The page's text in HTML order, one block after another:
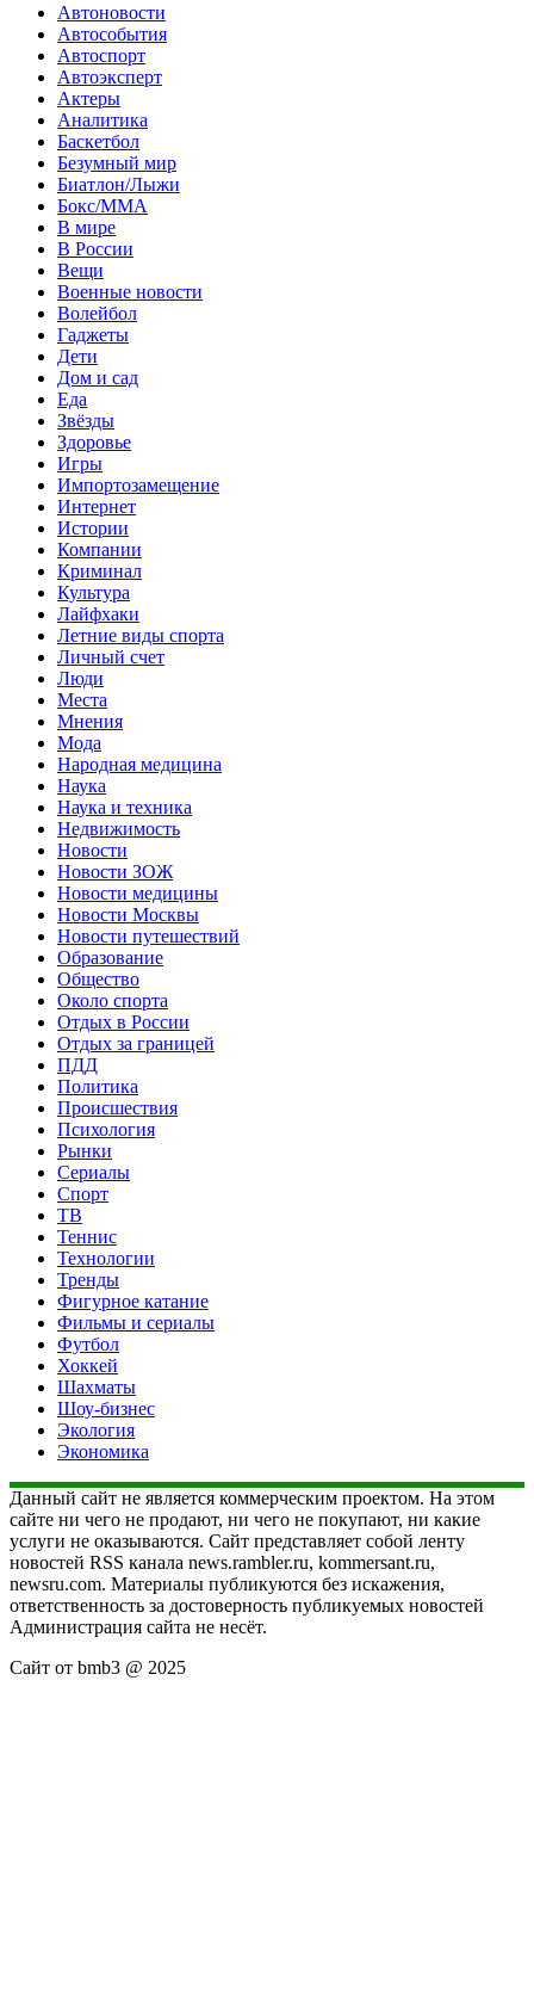
Автоновости
Автособытия
Автоспорт
Автоэксперт
Актеры
Аналитика
Баскетбол
Безумный мир
Биатлон/Лыжи
Бокс/MMA
В мире
В России
Вещи
Военные новости
Волейбол
Гаджеты
Дети
Дом и сад
Еда
Звёзды
Здоровье
Игры
Импортозамещение
Интернет
Истории
Компании
Криминал
Культура
Лайфхаки
Летние виды спорта
Личный счет
Люди
Места
Мнения
Мода
Народная медицина
Наука
Наука и техника
Недвижимость
Новости
Новости ЗОЖ
Новости медицины
Новости Москвы
Новости путешествий
Образование
Общество
Около спорта
Отдых в России
Отдых за границей
ПДД
Политика
Происшествия
Психология
Рынки
Сериалы
Спорт
ТВ
Теннис
Технологии
Тренды
Фигурное катание
Фильмы и сериалы
Футбол
Хоккей
Шахматы
Шоу-бизнес
Экология
Экономика
Данный сайт не является коммерческим проектом. На этом
сайте ни чего не продают, ни чего не покупают, ни какие
услуги не оказываются. Сайт представляет собой ленту
новостей RSS канала news.rambler.ru, kommersant.ru,
newsru.com. Материалы публикуются без искажения,
ответственность за достоверность публикуемых новостей
Администрация сайта не несёт.
Сайт от bmb3 @ 2025